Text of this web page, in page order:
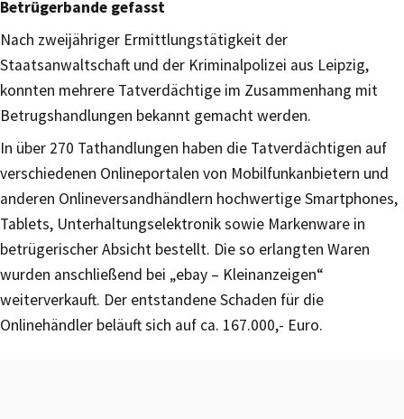
Betrügerbande gefasst
Nach zweijähriger Ermittlungstätigkeit der
Staatsanwaltschaft und der Kriminalpolizei aus Leipzig,
konnten mehrere Tatverdächtige im Zusammenhang mit
Betrugshandlungen bekannt gemacht werden.
In über 270 Tathandlungen haben die Tatverdächtigen auf
verschiedenen Onlineportalen von Mobilfunkanbietern und
anderen Onlineversandhändlern hochwertige Smartphones,
Tablets, Unterhaltungselektronik sowie Markenware in
betrügerischer Absicht bestellt. Die so erlangten Waren
wurden anschließend bei „ebay – Kleinanzeigen“
weiterverkauft. Der entstandene Schaden für die
Onlinehändler beläuft sich auf ca. 167.000,- Euro.